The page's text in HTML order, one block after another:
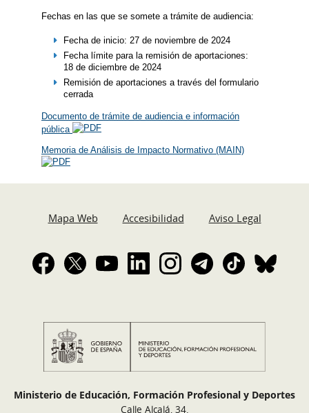
Fechas en las que se somete a trámite de audiencia:
Fecha de inicio: 27 de noviembre de 2024
Fecha límite para la remisión de aportaciones:
18 de diciembre de 2024
Remisión de aportaciones a través del formulario
cerrada
Documento de trámite de audiencia e información
pública
Memoria de Análisis de Impacto Normativo (MAIN)
Mapa Web Accesibilidad Aviso Legal
Ministerio de Educación, Formación Profesional y Deportes
Calle Alcalá, 34.